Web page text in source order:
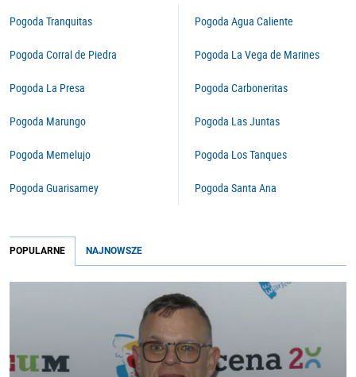
Pogoda Tranquitas
Pogoda Corral de Piedra
Pogoda La Presa
Pogoda Marungo
Pogoda Memelujo
Pogoda Guarisamey
Pogoda Agua Caliente
Pogoda La Vega de Marines
Pogoda Carboneritas
Pogoda Las Juntas
Pogoda Los Tanques
Pogoda Santa Ana
POPULARNE NAJNOWSZE